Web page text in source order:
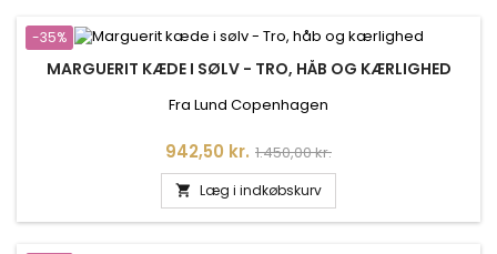
-35%
MARGUERIT KÆDE I SØLV - TRO, HÅB OG KÆRLIGHED
Fra Lund Copenhagen
Pris
942,50 kr. Normalpris
1.450,00 kr.
 Læg i indkøbskurv